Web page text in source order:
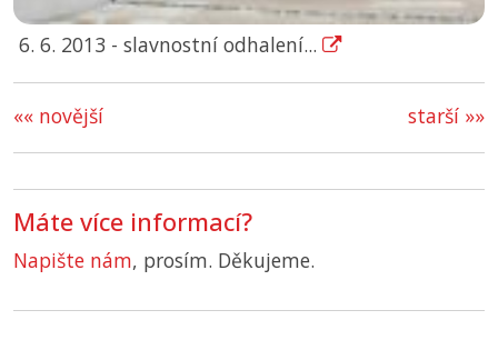
6. 6. 2013 - slavnostní odhalení...
starší »»
«« novější
Máte více informací?
Napište nám, prosím. Děkujeme.